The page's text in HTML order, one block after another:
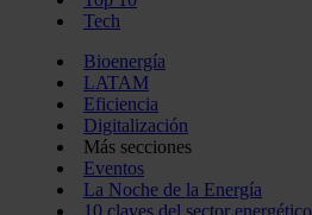
Tech
Bioenergía
LATAM
Eficiencia
Digitalización
Más secciones
Eventos
La Noche de la Energía
10 claves del sector energético